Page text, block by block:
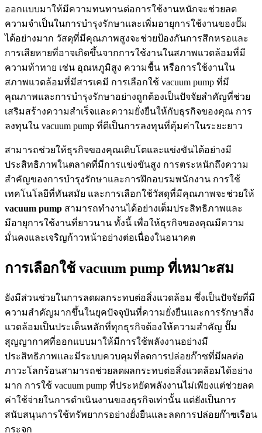
ออกแบบมาให้มีความทนทานต่อการใช้งานหนักจะช่วยลด
ความจำเป็นในการบำรุงรักษาและเพิ่มอายุการใช้งานของปั๊ม
ได้อย่างมาก วัสดุที่มีคุณภาพสูงจะช่วยป้องกันการสึกหรอและ
การเสียหายที่อาจเกิดขึ้นจากการใช้งานในสภาพแวดล้อมที่มี
ความท้าทาย เช่น อุณหภูมิสูง ความชื้น หรือการใช้งานใน
สภาพแวดล้อมที่มีสารเคมี การเลือกใช้ vacuum pump ที่มี
คุณภาพและการบำรุงรักษาอย่างถูกต้องเป็นปัจจัยสำคัญที่ช่วย
เสริมสร้างความสำเร็จและความยั่งยืนให้กับธุรกิจของคุณ การ
ลงทุนใน vacuum pump ที่ดีเป็นการลงทุนที่คุ้มค่าในระยะยาว
สามารถช่วยให้ธุรกิจของคุณเติบโตและแข่งขันได้อย่างมี
ประสิทธิภาพในตลาดที่มีการแข่งขันสูง การตระหนักถึงความ
สำคัญของการบำรุงรักษาและการฝึกอบรมพนักงาน การใช้
เทคโนโลยีที่ทันสมัย และการเลือกใช้วัสดุที่มีคุณภาพจะช่วยให้
vacuum pump สามารถทำงานได้อย่างเต็มประสิทธิภาพและ
มีอายุการใช้งานที่ยาวนาน ทั้งนี้ เพื่อให้ธุรกิจของคุณมีความ
มั่นคงและเจริญก้าวหน้าอย่างต่อเนื่องในอนาคต
การเลือกใช้ vacuum pump ที่เหมาะสม
ยังมีส่วนช่วยในการลดผลกระทบต่อสิ่งแวดล้อม ซึ่งเป็นปัจจัยที่มี
ความสำคัญมากขึ้นในยุคปัจจุบันที่ความยั่งยืนและการรักษาสิ่ง
แวดล้อมเป็นประเด็นหลักที่ทุกธุรกิจต้องให้ความสำคัญ ปั๊ม
สุญญากาศที่ออกแบบมาให้มีการใช้พลังงานอย่างมี
ประสิทธิภาพและมีระบบควบคุมที่ลดการปล่อยก๊าซที่มีผลต่อ
ภาวะโลกร้อนสามารถช่วยลดผลกระทบต่อสิ่งแวดล้อมได้อย่าง
มาก การใช้ vacuum pump ที่ประหยัดพลังงานไม่เพียงแต่ช่วยลด
ค่าใช้จ่ายในการดำเนินงานของธุรกิจเท่านั้น แต่ยังเป็นการ
สนับสนุนการใช้ทรัพยากรอย่างยั่งยืนและลดการปล่อยก๊าซเรือน
กระจก